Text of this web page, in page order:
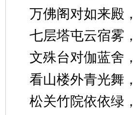
万佛阁对如来
七层塔屯云宿
文殊台对伽蓝
看山楼外青光
松关竹院依依